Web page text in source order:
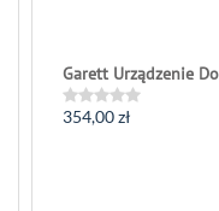
Garett Urządzenie
Rated
354,00zł